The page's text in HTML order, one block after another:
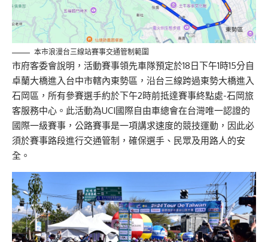
本市浪漫台三線站賽事交通管制範圍
市府客委會說明，活動賽事領先車隊預定於18日下午1時15分自
卓蘭大橋進入台中市轄內東勢區，沿台三線跨過東勢大橋進入
石岡區，所有參賽選手約於下午2時前抵達賽事終點處-石岡旅
客服務中心。此活動為UCI國際自由車總會在台灣唯一認證的
國際一級賽事，公路賽事是一項講求速度的競技運動，因此必
須於賽事路段進行交通管制，確保選手、民眾及用路人的安
全。